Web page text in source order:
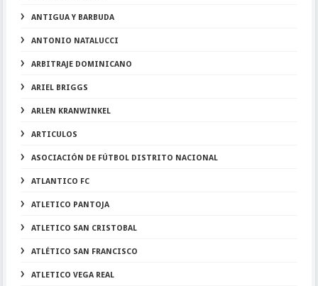
ANTIGUA Y BARBUDA
ANTONIO NATALUCCI
ARBITRAJE DOMINICANO
ARIEL BRIGGS
ARLEN KRANWINKEL
ARTICULOS
ASOCIACIÓN DE FÚTBOL DISTRITO NACIONAL
ATLANTICO FC
ATLETICO PANTOJA
ATLETICO SAN CRISTOBAL
ATLÉTICO SAN FRANCISCO
ATLETICO VEGA REAL